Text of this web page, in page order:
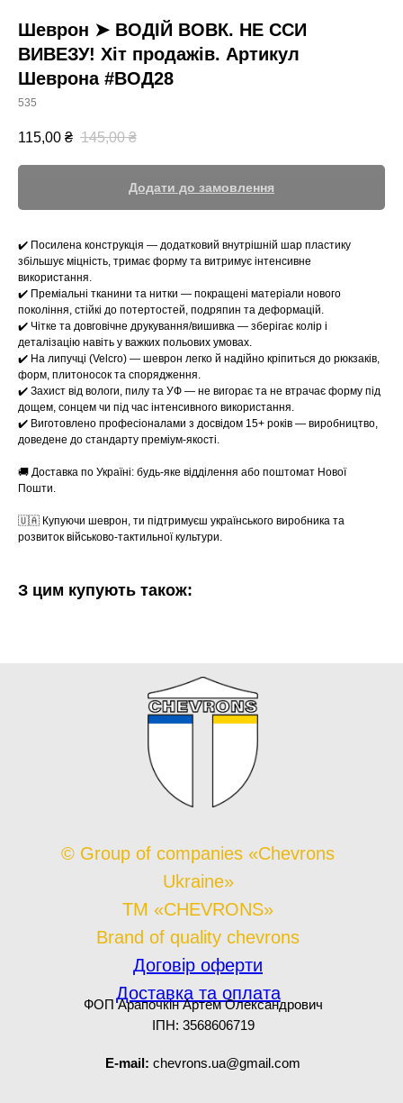
Шеврон ➤ ВОДІЙ ВОВК. НЕ ССИ
ВИВЕЗУ! Хіт продажів. Артикул
Шеврона #ВОД28
535
115,00 ₴ 145,00 ₴
Додати до замовлення
✔️ Посилена конструкція — додатковий внутрішній шар пластику
збільшує міцність, тримає форму та витримує інтенсивне
використання.
✔️ Преміальні тканини та нитки — покращені матеріали нового
покоління, стійкі до потертостей, подряпин та деформацій.
✔️ Чітке та довговічне друкування/вишивка — зберігає колір і
деталізацію навіть у важких польових умовах.
✔️ На липучці (Velcro) — шеврон легко й надійно кріпиться до рюкзаків,
форм, плитоносок та спорядження.
✔️ Захист від вологи, пилу та УФ — не вигорає та не втрачає форму під
дощем, сонцем чи під час інтенсивного використання.
✔️ Виготовлено професіоналами з досвідом 15+ років — виробництво,
доведене до стандарту преміум-якості.
🚚 Доставка по Україні: будь-яке відділення або поштомат Нової
Пошти.
🇺🇦 Купуючи шеврон, ти підтримуєш українського виробника та
розвиток військово-тактильної культури.
З цим купують також:
© Group of companies «Chevrons
Ukraine»
TM «CHEVRONS»
Brand of quality chevrons
Договір оферти
Доставка та оплата
ФОП Арапочкін Артем Олександрович
ІПН: 3568606719
E-mail: chevrons.ua@gmail.com